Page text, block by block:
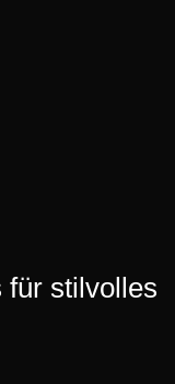
für stilvolles